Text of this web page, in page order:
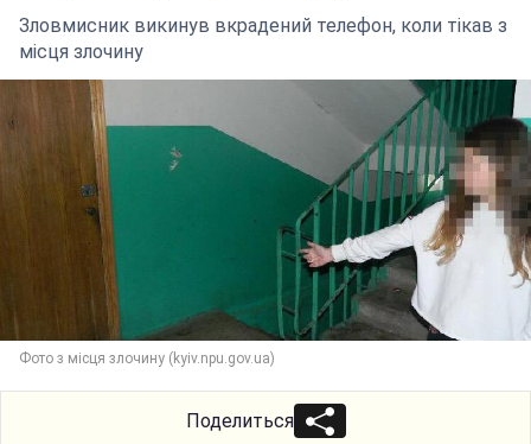
Зловмисник викинув вкрадений телефон, коли тікав з
місця злочину
Фото з місця злочину (kyiv.npu.gov.ua)
Поделиться